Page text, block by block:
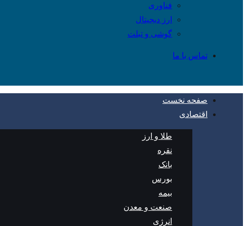
فناوری
ارز دیجیتال
گوشی و تبلت
تماس با ما
صفحه نخست
اقتصادی
طلا و ارز
نقره
بانک
بورس
بیمه
صنعت و معدن
انرژی